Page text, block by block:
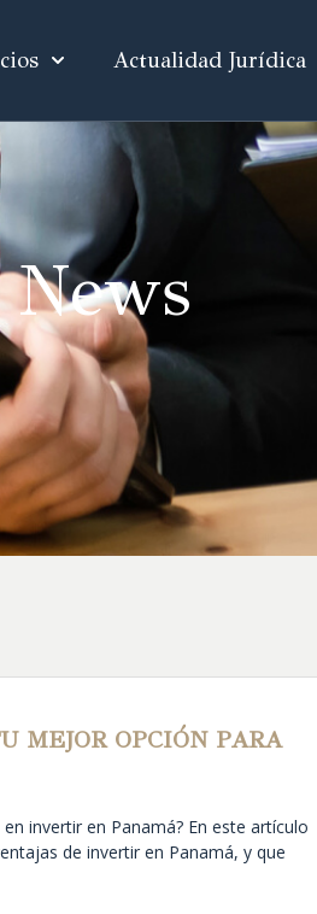
Actualidad Jurídica
News
MEJOR OPCIÓN PARA
invertir en Panamá? En este artículo
de invertir en Panamá, y que